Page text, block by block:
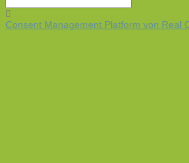
Consent Management Platform von Real